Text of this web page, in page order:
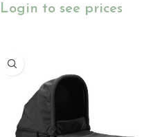
Login to see prices